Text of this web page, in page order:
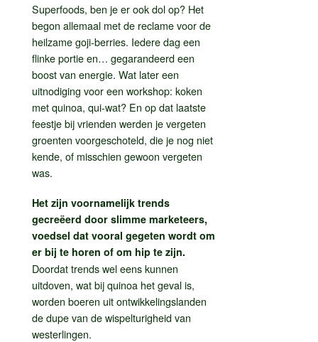
Superfoods, ben je er ook dol op? Het
begon allemaal met de reclame voor de
heilzame goji-berries. Iedere dag een
flinke portie en… gegarandeerd een
boost van energie. Wat later een
uitnodiging voor een workshop: koken
met quinoa, qui-wat? En op dat laatste
feestje bij vrienden werden je vergeten
groenten voorgeschoteld, die je nog niet
kende, of misschien gewoon vergeten
was.
Het zijn voornamelijk trends
gecreëerd door slimme marketeers,
voedsel dat vooral gegeten wordt om
er bij te horen of om hip te zijn.
Doordat trends wel eens kunnen
uitdoven, wat bij quinoa het geval is,
worden boeren uit ontwikkelingslanden
de dupe van de wispelturigheid van
westerlingen.